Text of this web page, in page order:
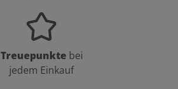
Treuepunkte bei
jedem Einkauf